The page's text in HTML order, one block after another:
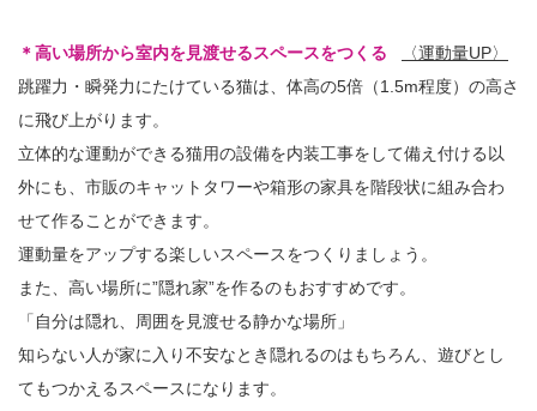
＊高い場所から室内を見渡せるスペースをつくる
〈運動量UP〉
跳躍力・瞬発力にたけている猫は、体高の5倍（1.5m程度）の高さ
に飛び上がります。
立体的な運動ができる猫用の設備を内装工事をして備え付ける以
外にも、市販のキャットタワーや箱形の家具を階段状に組み合わ
せて作ることができます。
運動量をアップする楽しいスペースをつくりましょう。
また、高い場所に”隠れ家”を作るのもおすすめです。
「自分は隠れ、周囲を見渡せる静かな場所」
知らない人が家に入り不安なとき隠れるのはもちろん、遊びとし
てもつかえるスペースになります。